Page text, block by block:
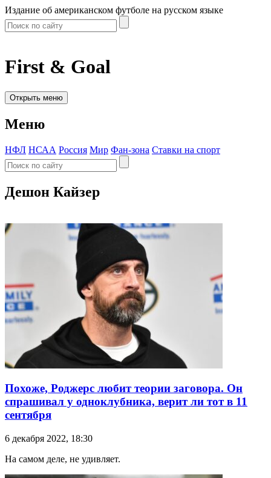
Издание об американском футболе на русском языке
First & Goal
Открыть меню
Меню
НФЛ НСАА Россия Мир Фан-зона Ставки на спорт
Дешон Кайзер
Похоже, Роджерс любит теории заговора. Он
спрашивал у одноклубника, верит ли тот в 11
сентября
6 декабря 2022, 18:30
На самом деле, не удивляет.